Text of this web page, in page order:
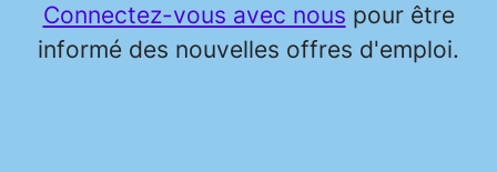
Connectez-vous avec nous pour être
informé des nouvelles offres d'emploi.